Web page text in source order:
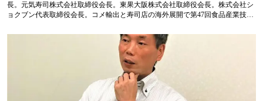
長。元気寿司株式会社取締役会長。東果大阪株式会社取締役会長。株式会社シ
ョクブン代表取締役会長。コメ輸出と寿司店の海外展開で第47回食品産業技術
シア不動産をご購入いただきましたが、どのようなきっかけで海外不動産を知